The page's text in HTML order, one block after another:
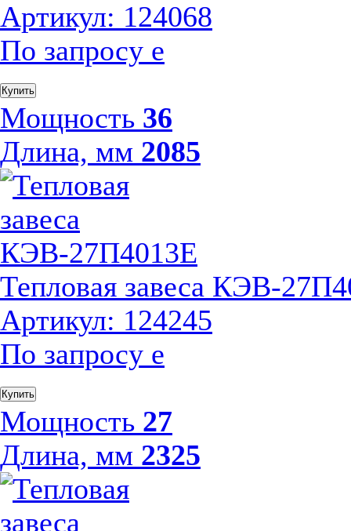
Артикул: 124068
По запросу е
Купить
Мощность 36
Длина, мм 2085
Тепловая завеса КЭВ-
Артикул: 124245
По запросу е
Купить
Мощность 27
Длина, мм 2325